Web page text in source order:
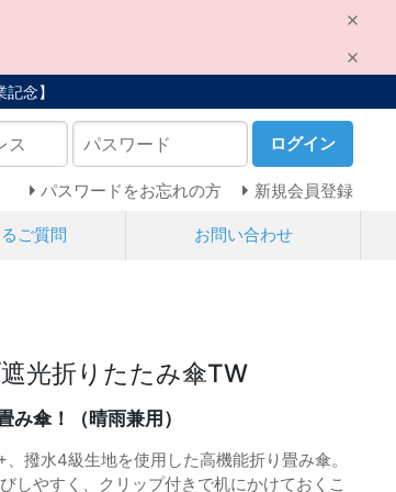
念】
ログイン
パスワードをお忘れの方 新規会員登録
ご質問 お問い合わせ
光折りたたみ傘TW
み傘！（晴雨兼用）
撥水4級生地を使用した高機能折り畳み傘。
しやすく、クリップ付きで机にかけておくこ